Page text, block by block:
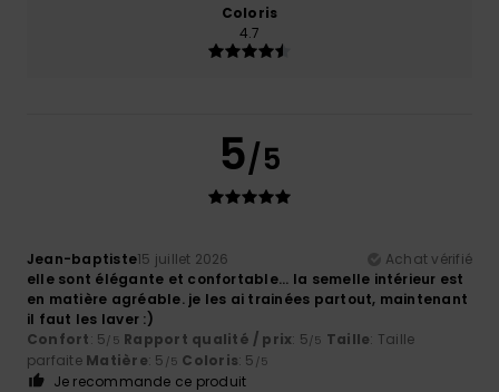
Coloris
4.7
5/5
Jean-baptiste15 juillet 2026
Achat vérifié
elle sont élégante et confortable... la semelle intérieur est
en matière agréable. je les ai trainées partout, maintenant
il faut les laver :)
Confort: 5/5 Rapport qualité / prix: 5/5 Taille: Taille
parfaite Matière: 5 /5 Coloris: 5 /5
Je recommande ce produit